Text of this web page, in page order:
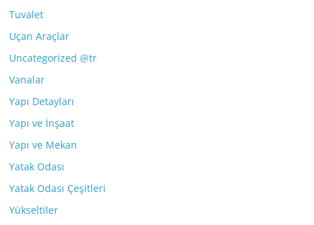
Tuvalet
Uçan Araçlar
Uncategorized @tr
Vanalar
Yapı Detayları
Yapı ve İnşaat
Yapı ve Mekan
Yatak Odası
Yatak Odası Çeşitleri
Yükseltiler